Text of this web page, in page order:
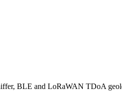
BLE and LoRaWAN TDoA